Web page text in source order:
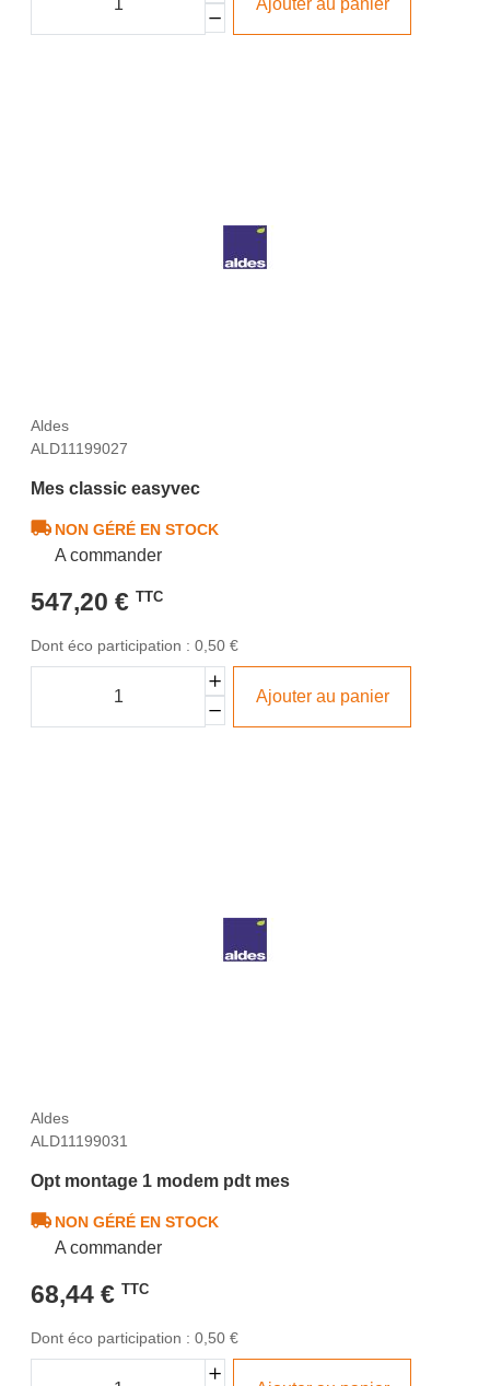
Ajouter au panier
Aldes
ALD11199027
Mes classic easyvec
NON GÉRÉ EN STOCK
A commander
547,20 € TTC
Dont éco participation : 0,50 €
Ajouter au panier
Aldes
ALD11199031
Opt montage 1 modem pdt mes
NON GÉRÉ EN STOCK
A commander
68,44 € TTC
Dont éco participation : 0,50 €